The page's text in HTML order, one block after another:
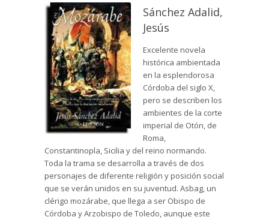
Sánchez Adalid,
Jesús
Excelente novela
histórica ambientada
en la esplendorosa
Córdoba del siglo X,
pero se describen los
ambientes de la corte
imperial de Otón, de
Roma,
Constantinopla, Sicilia y del reino normando.
Toda la trama se desarrolla a través de dos
personajes de diferente religión y posición social
que se verán unidos en su juventud. Asbag, un
clérigo mozárabe, que llega a ser Obispo de
Córdoba y Arzobispo de Toledo, aunque este